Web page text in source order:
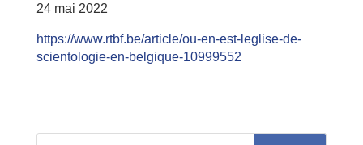
24 mai 2022
https://www.rtbf.be/article/ou-en-est-leglise-de-
scientologie-en-belgique-10999552